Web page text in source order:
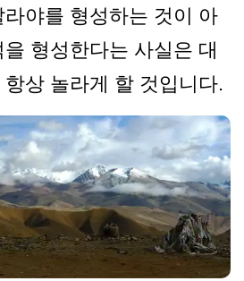
야를 형성하는 것이 아
형성한다는 사실은 대
상 놀라게 할 것입니다.